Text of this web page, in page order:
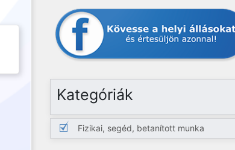
Kategóriák
Fizikai, segéd, betanított munka